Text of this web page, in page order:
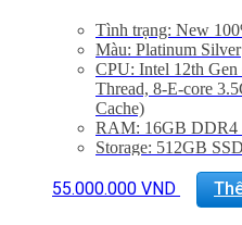
Tình trạng: New
Màu: Platinum Silver
CPU: Intel 12th
Thread, 8-E-core
Cache)
RAM: 16GB DDR4
Storage: 512GB SSD
Non-Touch Anti-
VGA: NVIDIA
55.000.000 VND